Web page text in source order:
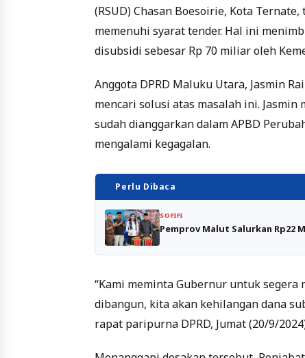
(RSUD) Chasan Boesoirie, Kota
memenuhi syarat tender. Hal ini
disubsidi sebesar Rp 70 miliar oleh
Anggota DPRD Maluku Utara, Jasmin
mencari solusi atas masalah ini.
sudah dianggarkan dalam APBD
mengalami kegagalan.
Perlu Dibaca
SOFIFI
Pemprov Malut Salurkan Rp22
“Kami meminta Gubernur untuk segera
dibangun, kita akan kehilangan dana
rapat paripurna DPRD, Jumat (20/9/